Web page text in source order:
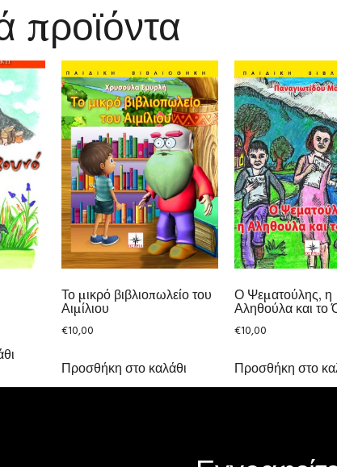
προϊόντα
Το μικρό βιβλιοπωλείο του
Αιμίλιου
€10,00
Προσθήκη στο καλάθι
Ο Ψεματούλης, η
Αληθούλα και το
€10,00
Προσθήκη στο